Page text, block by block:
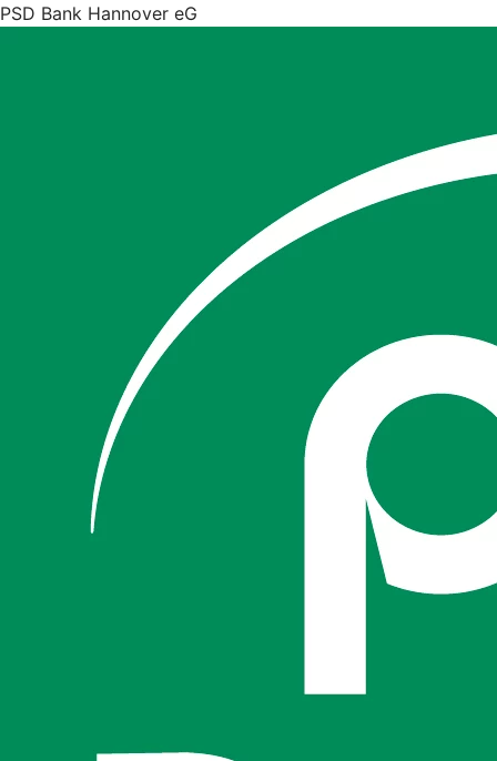
PSD Bank Hannover eG